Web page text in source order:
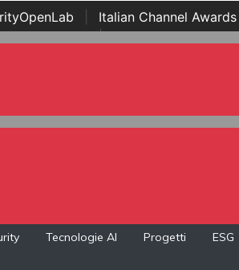
Italian Channel Awards
Awards | ...
Tecnologie AI Progetti ESG